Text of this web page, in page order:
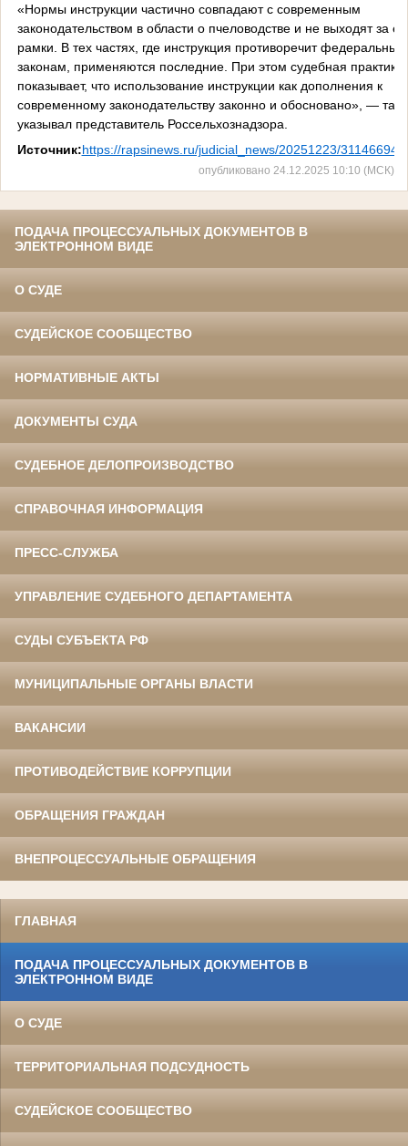
«Нормы инструкции частично совпадают с современным
законодательством в области о пчеловодстве и не выходят за
рамки. В тех частях, где инструкция противоречит федеральным
законам, применяются последние. При этом судебная практика
показывает, что использование инструкции как дополнения к
современному законодательству законно и обосновано», —
указывал представитель Россельхознадзора.
Источник:https://rapsinews.ru/judicial_news/20251223/
опубликовано 24.12.2025 10:10 (МСК)
ПОДАЧА ПРОЦЕССУАЛЬНЫХ ДОКУМЕНТОВ В
ЭЛЕКТРОННОМ ВИДЕ
О СУДЕ
СУДЕЙСКОЕ СООБЩЕСТВО
НОРМАТИВНЫЕ АКТЫ
ДОКУМЕНТЫ СУДА
СУДЕБНОЕ ДЕЛОПРОИЗВОДСТВО
СПРАВОЧНАЯ ИНФОРМАЦИЯ
ПРЕСС-СЛУЖБА
УПРАВЛЕНИЕ СУДЕБНОГО ДЕПАРТАМЕНТА
СУДЫ СУБЪЕКТА РФ
МУНИЦИПАЛЬНЫЕ ОРГАНЫ ВЛАСТИ
ВАКАНСИИ
ПРОТИВОДЕЙСТВИЕ КОРРУПЦИИ
ОБРАЩЕНИЯ ГРАЖДАН
ВНЕПРОЦЕССУАЛЬНЫЕ ОБРАЩЕНИЯ
ГЛАВНАЯ
ПОДАЧА ПРОЦЕССУАЛЬНЫХ ДОКУМЕНТОВ В
ЭЛЕКТРОННОМ ВИДЕ
О СУДЕ
ТЕРРИТОРИАЛЬНАЯ ПОДСУДНОСТЬ
СУДЕЙСКОЕ СООБЩЕСТВО